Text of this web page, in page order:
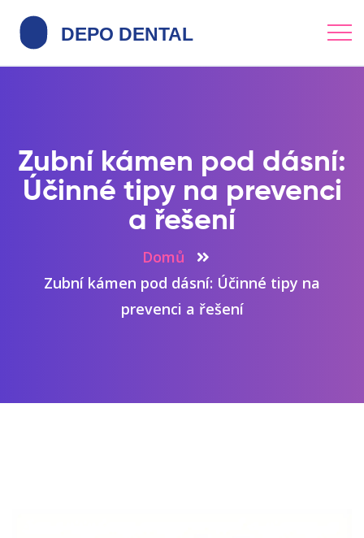
Zubní kámen pod dásní:
Účinné tipy na prevenci
a řešení
Domů
Zubní kámen pod dásní: Účinné tipy na
prevenci a řešení